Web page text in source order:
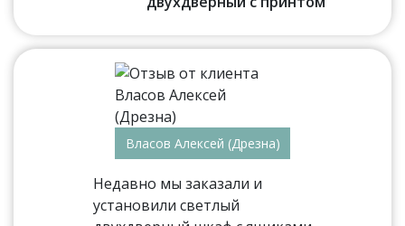
Власов Алексей (Дрезна)
Недавно мы заказали и
установили светлый